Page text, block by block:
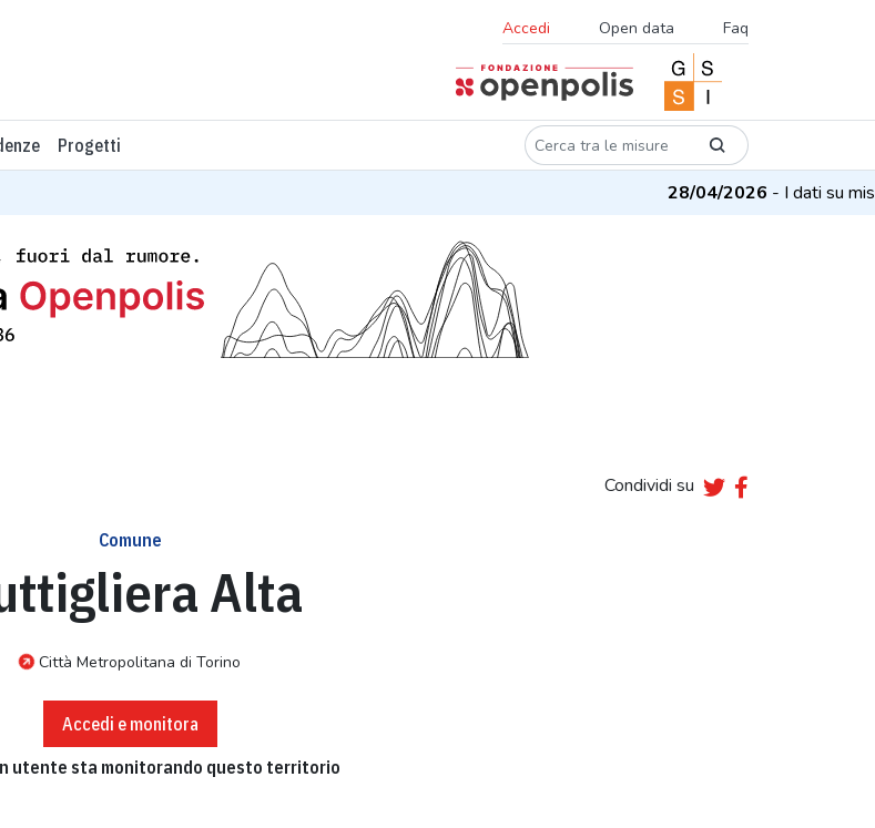
Accedi Open data Faq
Progetti
28/04/2026- I dati su
Condividi su
Comune
Alta
Città Metropolitana di Torino
Accedi e monitora
utente sta monitorando questo territorio